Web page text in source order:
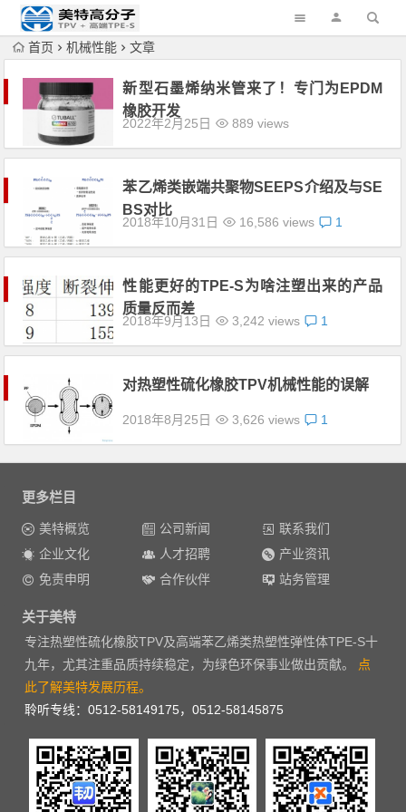
首页 机械性能 文章
新型石墨烯纳米管来了！专门为EPDM
橡胶开发
2022年2月25日 889 views
苯乙烯类嵌端共聚物SEEPS介绍及与SE
BS对比
2018年10月31日 16,586 views 1
性能更好的TPE-S为啥注塑出来的产品
质量反而差
2018年9月13日 3,242 views 1
对热塑性硫化橡胶TPV机械性能的误解
2018年8月25日 3,626 views 1
更多栏目
美特概览 公司新闻
联系我们
企业文化
人才招聘
产业资讯
免责申明
合作伙伴 站务管理
关于美特
专注热塑性硫化橡胶TPV及高端苯乙烯类热塑性弹性体TPE-S十
九年，尤其注重品质持续稳定，为绿色环保事业做出贡献。 点
此了解美特发展历程。
聆听专线：0512-58149175，0512-58145875